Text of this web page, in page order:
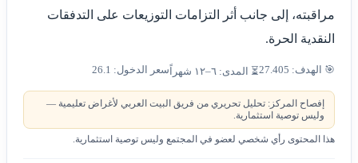
مراقبته، إلى جانب أثر التزامات التوزيعات على التدفقات
النقدية الحرة.
🎯 الهدف: 27.405 ⏳ المدى: ٦–١٢ شهراً سعر الدخول: 26.1
إفصاح المركز: تحليل تحريري من فريق البيت العربي لأغراض تعليمية —
وليس توصية استثمارية.
هذا المحتوى رأي شخصي لعضو في المجتمع وليس توصية استثمارية.